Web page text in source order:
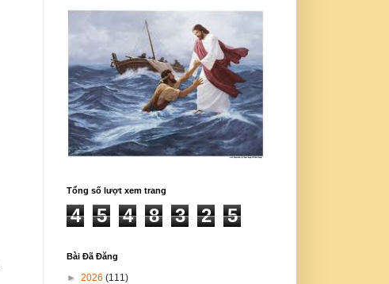
Tổng số lượt xem trang
4 5 4 8 3 2 5
Bài Đã Đăng
► 2026 (111)